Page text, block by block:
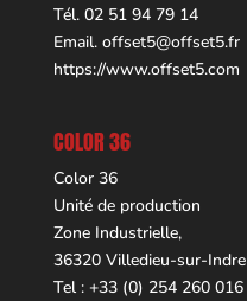
Tél. 02 51 94 79 14
Email. offset5@offset5.fr
https://www.offset5.com
COLOR 36
Color 36
Unité de production
Zone Industrielle,
36320 Villedieu-sur-Indre
Tel : +33 (0) 254 260 016